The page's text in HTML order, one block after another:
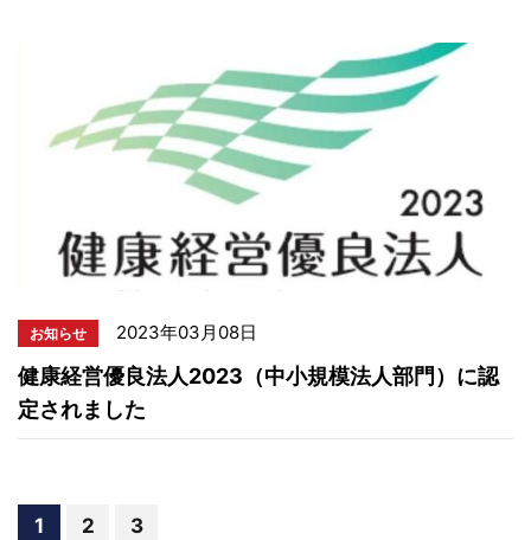
お知らせ 2023年03月08日
健康経営優良法人2023（中小規模法人部門）に認
定されました
1 2 3